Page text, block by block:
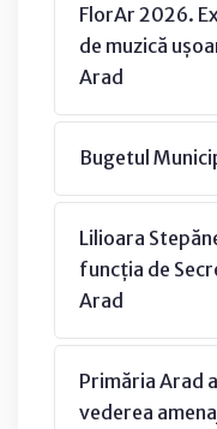
FlorAr 2026.
de muzică
Arad
Bugetul
Lilioara
funcția de
Arad
Primăria Arad
vederea